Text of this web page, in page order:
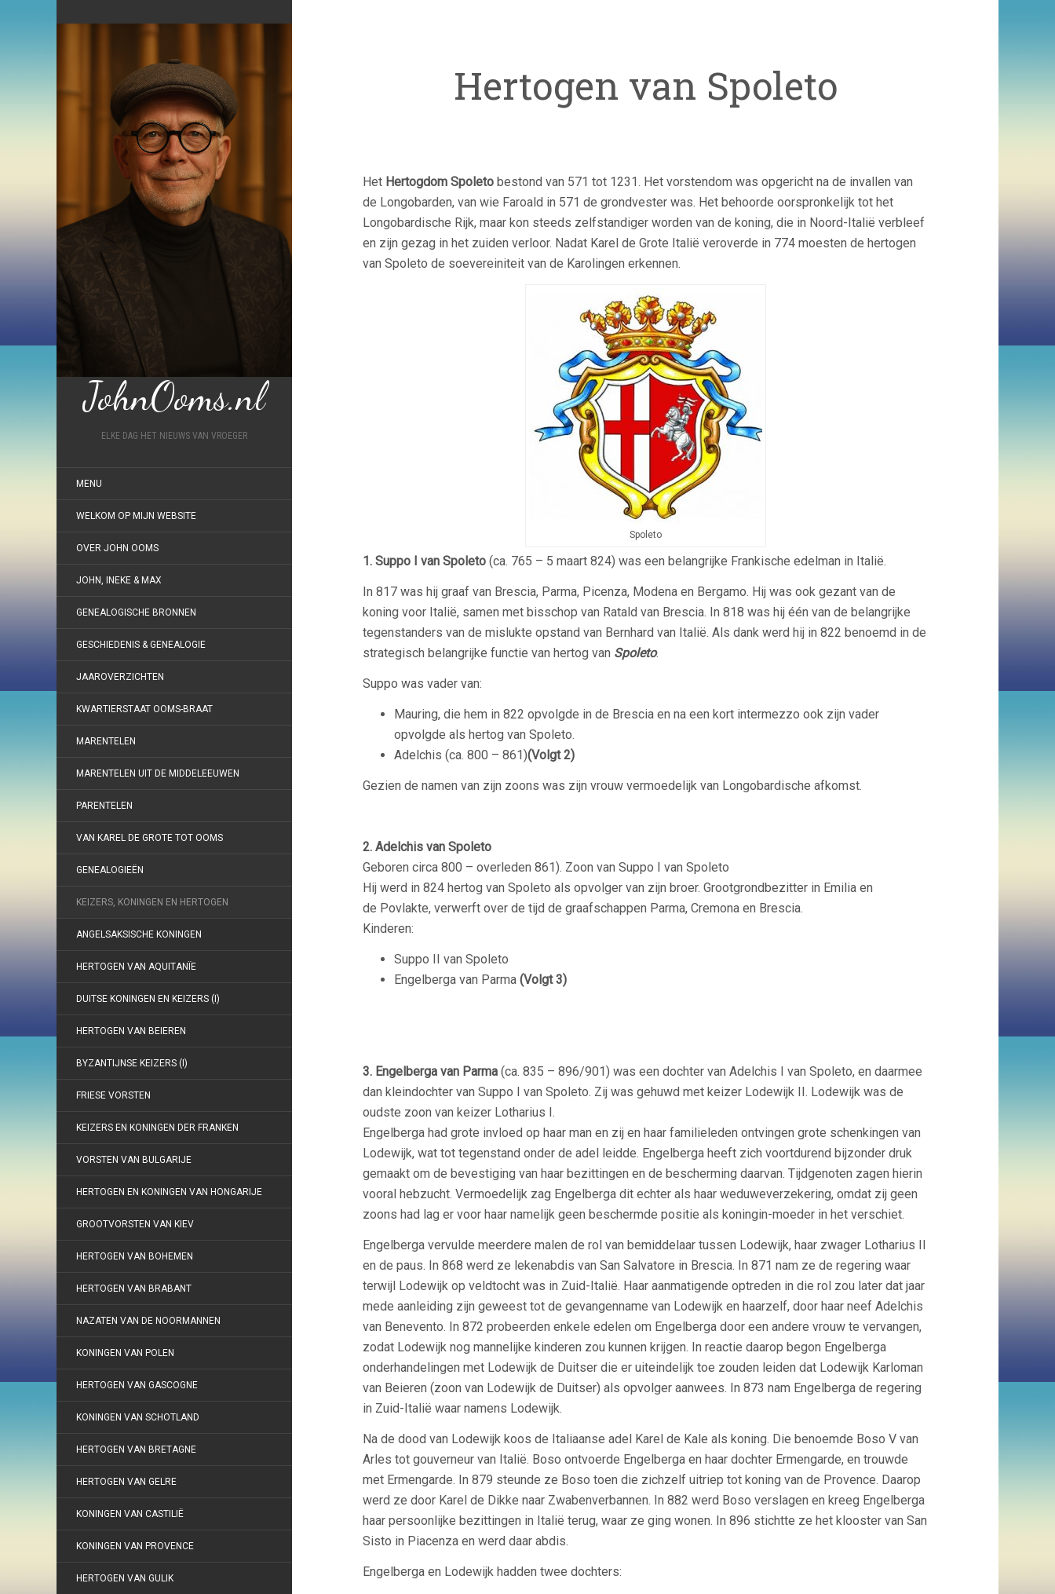
JohnOoms.nl
ELKE DAG HET NIEUWS VAN VROEGER
MENU
WELKOM OP MIJN WEBSITE
OVER JOHN OOMS
JOHN, INEKE & MAX
GENEALOGISCHE BRONNEN
GESCHIEDENIS & GENEALOGIE
JAAROVERZICHTEN
KWARTIERSTAAT OOMS-BRAAT
MARENTELEN
MARENTELEN UIT DE MIDDELEEUWEN
PARENTELEN
VAN KAREL DE GROTE TOT OOMS
GENEALOGIEËN
KEIZERS, KONINGEN EN HERTOGEN
ANGELSAKSISCHE KONINGEN
HERTOGEN VAN AQUITANÏE
DUITSE KONINGEN EN KEIZERS (I)
HERTOGEN VAN BEIEREN
BYZANTIJNSE KEIZERS (I)
FRIESE VORSTEN
KEIZERS EN KONINGEN DER FRANKEN
VORSTEN VAN BULGARIJE
HERTOGEN EN KONINGEN VAN HONGARIJE
GROOTVORSTEN VAN KIEV
HERTOGEN VAN BOHEMEN
HERTOGEN VAN BRABANT
NAZATEN VAN DE NOORMANNEN
KONINGEN VAN POLEN
HERTOGEN VAN GASCOGNE
KONINGEN VAN SCHOTLAND
HERTOGEN VAN BRETAGNE
HERTOGEN VAN GELRE
KONINGEN VAN CASTILIË
KONINGEN VAN PROVENCE
HERTOGEN VAN GULIK
Hertogen van Spoleto
Het Hertogdom Spoleto bestond van 571 tot 1231. Het vorstendom was opgericht na de invallen van
de Longobarden, van wie Faroald in 571 de grondvester was. Het behoorde oorspronkelijk tot het
Longobardische Rijk, maar kon steeds zelfstandiger worden van de koning, die in Noord-Italië verbleef
en zijn gezag in het zuiden verloor. Nadat Karel de Grote Italië veroverde in 774 moesten de hertogen
van Spoleto de soevereiniteit van de Karolingen erkennen.
Spoleto
1. Suppo I van Spoleto (ca. 765 – 5 maart 824) was een belangrijke Frankische edelman in Italië.
In 817 was hij graaf van Brescia, Parma, Picenza, Modena en Bergamo. Hij was ook gezant van de
koning voor Italië, samen met bisschop van Ratald van Brescia. In 818 was hij één van de belangrijke
tegenstanders van de mislukte opstand van Bernhard van Italië. Als dank werd hij in 822 benoemd in de
strategisch belangrijke functie van hertog van Spoleto.
Suppo was vader van:
Mauring, die hem in 822 opvolgde in de Brescia en na een kort intermezzo ook zijn vader
opvolgde als hertog van Spoleto.
Adelchis (ca. 800 – 861)(Volgt 2)
Gezien de namen van zijn zoons was zijn vrouw vermoedelijk van Longobardische afkomst.
2. Adelchis van Spoleto
Geboren circa 800 – overleden 861). Zoon van Suppo I van Spoleto
Hij werd in 824 hertog van Spoleto als opvolger van zijn broer. Grootgrondbezitter in Emilia en
de Povlakte, verwerft over de tijd de graafschappen Parma, Cremona en Brescia.
Kinderen:
Suppo II van Spoleto
Engelberga van Parma (Volgt 3)
3. Engelberga van Parma (ca. 835 – 896/901) was een dochter van Adelchis I van Spoleto, en daarmee
dan kleindochter van Suppo I van Spoleto. Zij was gehuwd met keizer Lodewijk II. Lodewijk was de
oudste zoon van keizer Lotharius I.
Engelberga had grote invloed op haar man en zij en haar familieleden ontvingen grote schenkingen van
Lodewijk, wat tot tegenstand onder de adel leidde. Engelberga heeft zich voortdurend bijzonder druk
gemaakt om de bevestiging van haar bezittingen en de bescherming daarvan. Tijdgenoten zagen hierin
vooral hebzucht. Vermoedelijk zag Engelberga dit echter als haar weduweverzekering, omdat zij geen
zoons had lag er voor haar namelijk geen beschermde positie als koningin-moeder in het verschiet.
Engelberga vervulde meerdere malen de rol van bemiddelaar tussen Lodewijk, haar zwager Lotharius II
en de paus. In 868 werd ze lekenabdis van San Salvatore in Brescia. In 871 nam ze de regering waar
terwijl Lodewijk op veldtocht was in Zuid-Italië. Haar aanmatigende optreden in die rol zou later dat jaar
mede aanleiding zijn geweest tot de gevangenname van Lodewijk en haarzelf, door haar neef Adelchis
van Benevento. In 872 probeerden enkele edelen om Engelberga door een andere vrouw te vervangen,
zodat Lodewijk nog mannelijke kinderen zou kunnen krijgen. In reactie daarop begon Engelberga
onderhandelingen met Lodewijk de Duitser die er uiteindelijk toe zouden leiden dat Lodewijk Karloman
van Beieren (zoon van Lodewijk de Duitser) als opvolger aanwees. In 873 nam Engelberga de regering
in Zuid-Italië waar namens Lodewijk.
Na de dood van Lodewijk koos de Italiaanse adel Karel de Kale als koning. Die benoemde Boso V van
Arles tot gouverneur van Italië. Boso ontvoerde Engelberga en haar dochter Ermengarde, en trouwde
met Ermengarde. In 879 steunde ze Boso toen die zichzelf uitriep tot koning van de Provence. Daarop
werd ze door Karel de Dikke naar Zwabenverbannen. In 882 werd Boso verslagen en kreeg Engelberga
haar persoonlijke bezittingen in Italië terug, waar ze ging wonen. In 896 stichtte ze het klooster van San
Sisto in Piacenza en werd daar abdis.
Engelberga en Lodewijk hadden twee dochters: